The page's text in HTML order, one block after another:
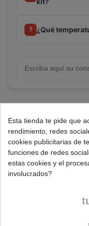
? ¿Qué
Marca: UNIVERSAL
DESCRIPCIÓN
Kit bitubo aislado de
para instalación de
Esta tienda te pide que
rendimiento, redes
cookies publicitarias de
funciones de redes
estas cookies y el
involucrados?